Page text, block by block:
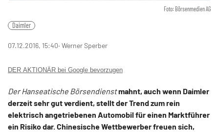
Foto: Börsenmedien AG
Daimler
07.12.2016, 15:40‧ Werner Sperber
DER AKTIONÄR bei Google bevorzugen
Der Hanseatische Börsendienstmahnt, auch wenn Daimler
derzeit sehr gut verdient, stellt der Trend zum rein
elektrisch angetriebenen Automobil für einen Marktführer
ein Risiko dar. Chinesische Wettbewerber freuen sich,